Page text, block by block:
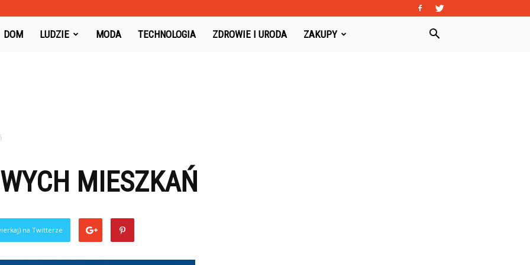
Toysboard.pl
DOM LUDZIE MODA TECHNOLOGIA ZDROWIE I URODA ZAKUPY
MIESZKAŃ
na Twitterze